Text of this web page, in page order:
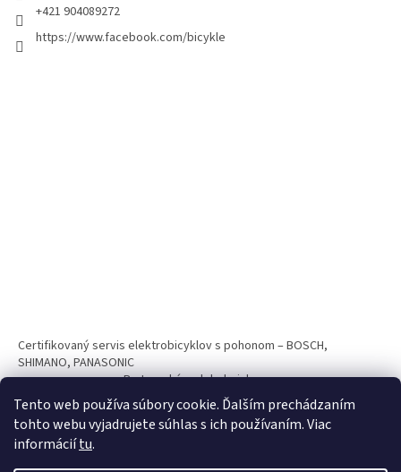
Tento web používa súbory cookie. Ďalším prechádzaním
tohto webu vyjadrujete súhlas s ich používaním. Viac
informáciítu.
+421 904089272
https://www.facebook.com/bicykle
Certifikovaný servis elektrobicyklov s pohonom – BOSCH,
SHIMANO, PANASONIC
Partnerský web hokejshop.eu